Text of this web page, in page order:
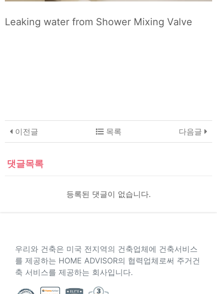
Leaking water from Shower Mixing Valve
이전글 다음글
목록
댓글목록
등록된 댓글이 없습니다.
우리와 건축은 미국 전지역의 건축업체에 건축서비스
를 제공하는 HOME ADVISOR의 협력업체로써 주거건
축 서비스를 제공하는 회사입니다.